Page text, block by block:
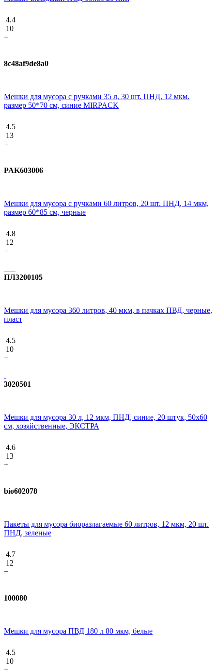
4.4
10
+
8c48af9de8a0
Мешки для мусора с ручками 35 л, 30 шт. ПНД, 12 мкм.
размер 50*70 см, синие MIRPACK
4.5
13
+
PAK603006
Мешки для мусора с ручками 60 литров, 20 шт. ПНД, 14 мкм,
размер 60*85 см, черные
4.8
12
+
ПЛ3200105
Мешки для мусора 360 литров, 40 мкм, в пачках ПВД, черные,
пласт
4.5
10
+
3020501
Мешки для мусора 30 л, 12 мкм, ПНД, синие, 20 штук, 50х60
см, хозяйственные, ЭКСТРА
4.6
13
+
bio602078
Пакеты для мусора биоразлагаемые 60 литров, 12 мкм, 20 шт.
ПНД, зеленые
4.7
12
+
100080
Мешки для мусора ПВД 180 л 80 мкм, белые
4.5
10
+